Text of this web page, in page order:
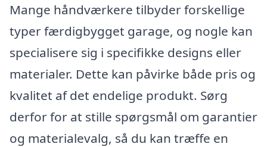
Mange håndværkere tilbyder forskellige
typer færdigbygget garage, og nogle kan
specialisere sig i specifikke designs eller
materialer. Dette kan påvirke både pris og
kvalitet af det endelige produkt. Sørg
derfor for at stille spørgsmål om garantier
og materialevalg, så du kan træffe en